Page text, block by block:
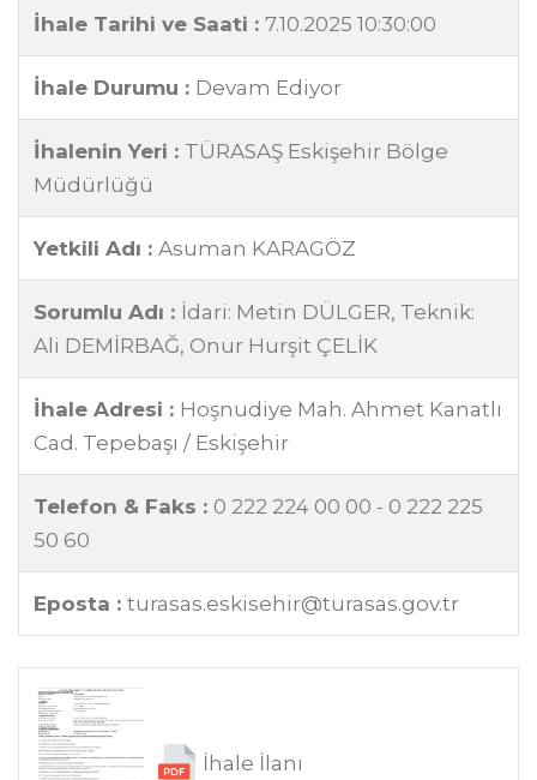
İhale Tarihi ve Saati : 7.10.2025 10:30:00
İhale Durumu : Devam Ediyor
İhalenin Yeri : TÜRASAŞ Eskişehir Bölge
Müdürlüğü
Yetkili Adı : Asuman KARAGÖZ
Sorumlu Adı : İdari: Metin DÜLGER, Teknik:
Ali DEMİRBAĞ, Onur Hurşit ÇELİK
İhale Adresi : Hoşnudiye Mah. Ahmet Kanatlı
Cad. Tepebaşı / Eskişehir
Telefon & Faks : 0 222 224 00 00 - 0 222 225
50 60
Eposta : turasas.eskisehir@turasas.gov.tr
İhale İlanı